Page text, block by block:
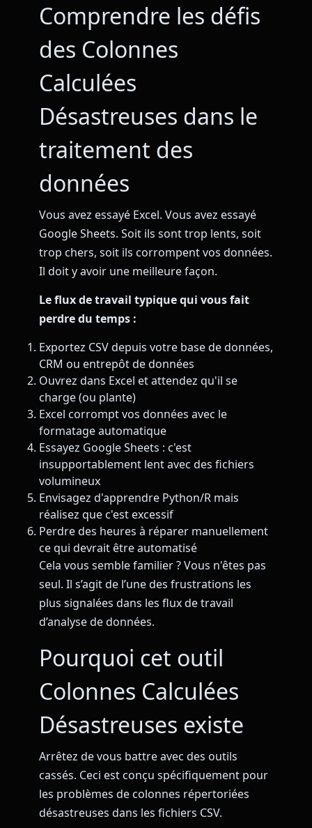
Comprendre les défis
des Colonnes
Calculées
Désastreuses dans le
traitement des
données
Vous avez essayé Excel. Vous avez essayé
Google Sheets. Soit ils sont trop lents, soit
trop chers, soit ils corrompent vos données.
Il doit y avoir une meilleure façon.
Le flux de travail typique qui vous fait
perdre du temps :
Exportez CSV depuis votre base de données,
CRM ou entrepôt de données
Ouvrez dans Excel et attendez qu'il se
charge (ou plante)
Excel corrompt vos données avec le
formatage automatique
Essayez Google Sheets : c'est
insupportablement lent avec des fichiers
volumineux
Envisagez d'apprendre Python/R mais
réalisez que c'est excessif
Perdre des heures à réparer manuellement
ce qui devrait être automatisé
Cela vous semble familier ? Vous n'êtes pas
seul. Il s’agit de l’une des frustrations les
plus signalées dans les flux de travail
d’analyse de données.
Pourquoi cet outil
Colonnes Calculées
Désastreuses existe
Arrêtez de vous battre avec des outils
cassés. Ceci est conçu spécifiquement pour
les problèmes de colonnes répertoriées
désastreuses dans les fichiers CSV.